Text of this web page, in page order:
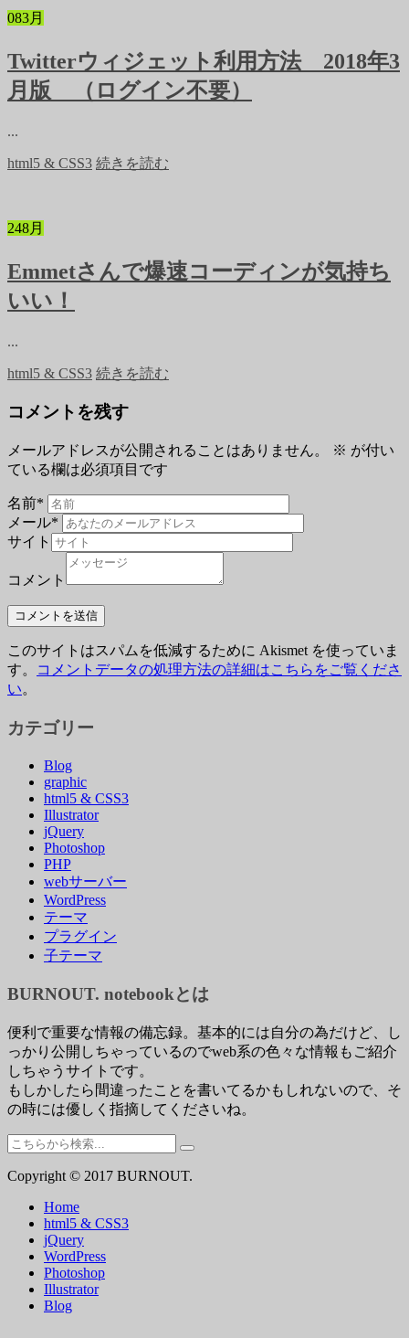
083月
Twitterウィジェット利用方法 2018年3
月版 （ログイン不要）
...
html5 & CSS3 続きを読む
248月
Emmetさんで爆速コーディンが気持ち
いい！
...
html5 & CSS3 続きを読む
コメントを残す
メールアドレスが公開されることはありません。 ※ が付い
ている欄は必須項目です
名前*
メール*
サイト
コメント
このサイトはスパムを低減するために Akismet を使っていま
す。
コメントデータの処理方法の詳細はこちらをご覧くださ
い。
カテゴリー
Blog
graphic
html5 & CSS3
Illustrator
jQuery
Photoshop
PHP
webサーバー
WordPress
テーマ
プラグイン
子テーマ
BURNOUT. notebookとは
便利で重要な情報の備忘録。基本的には自分の為だけど、し
っかり公開しちゃっているのでweb系の色々な情報もご紹介
しちゃうサイトです。
もしかしたら間違ったことを書いてるかもしれないので、そ
の時には優しく指摘してくださいね。
検
Copyright © 2017 BURNOUT.
Home
html5 & CSS3
jQuery
WordPress
Photoshop
Illustrator
Blog